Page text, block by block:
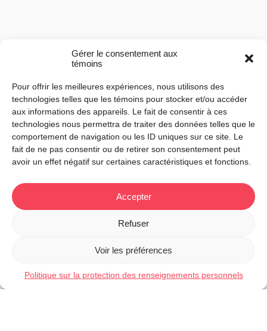
Gérer le consentement aux
témoins
Pour offrir les meilleures expériences, nous utilisons des
technologies telles que les témoins pour stocker et/ou accéder
aux informations des appareils. Le fait de consentir à ces
technologies nous permettra de traiter des données telles que le
comportement de navigation ou les ID uniques sur ce site. Le
fait de ne pas consentir ou de retirer son consentement peut
avoir un effet négatif sur certaines caractéristiques et fonctions.
Accepter
Refuser
Voir les préférences
Politique sur la protection des renseignements personnels